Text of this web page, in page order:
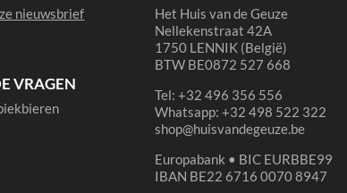
nieuwsbrief
VRAGEN
Het Huis van de Geuze
Nellekenstraat 42A
1750 LENNIK (België)
BTW BE0872 527 668
Tel: +32 496 356 556
Whatsapp: +32 498 522 322
shop@huisvandegeuze.be
Europabank • BIC EURBBE99
IBAN BE22 6716 0070 8947